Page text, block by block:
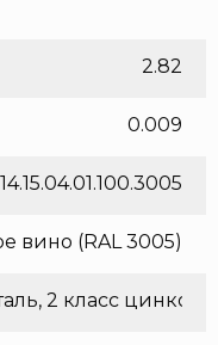
2.82
0.009
вино (RAL 3005)